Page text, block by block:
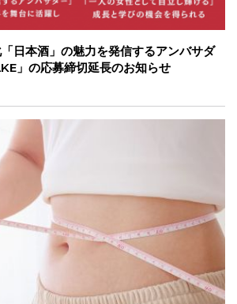
日本酒」の魅⼒を発信するアンバサダ
」の応募締切延長のお知らせ